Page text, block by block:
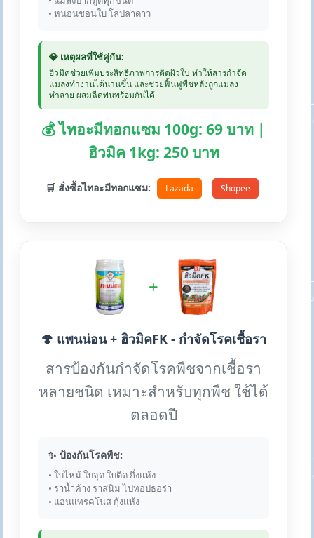
• หนอนชอนใบ โล่ปลาดาว
💎 เหตุผลที่ใช้คู่กัน:
ฮิวมิคช่วยเพิ่มประสิทธิภาพการติดผิวใบ ทำให้สารกำจัด
แมลงทำงานได้นานขึ้น และช่วยฟื้นฟูพืชหลังถูกแมลง
ทำลาย ผสมฉีดพ่นพร้อมกันได้
💰 ไทอะมีทอกแซม 100g: 69 บาท |
ฮิวมิค 1kg: 250 บาท
🛒 สั่งซื้อไทอะมีทอกแซม: Lazada Shopee
+
🍄 แพนน่อน + ฮิวมิคFK - กำจัดโรคเชื้อรา
สารป้องกันกำจัดโรคพืชจากเชื้อรา
หลายชนิด เหมาะสำหรับทุกพืช ใช้ได้
ตลอดปี
✨ ป้องกันโรคพืช:
• ใบไหม้ ใบจุด ใบติด กิ่งแห้ง
• ราน้ำค้าง ราสนิม ไปทอปธอร่า
• แอนแทรคโนส กุ้งแห้ง